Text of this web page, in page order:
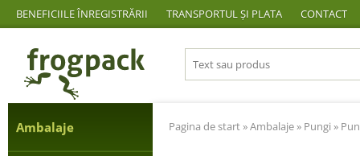
BENEFICIILE ÎNREGISTRĂRII TRANSPORTUL ȘI PLATA CONTACT
Ambalaje Pagina de start»Ambalaje» Pungi »